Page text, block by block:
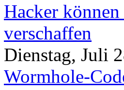
Hacker
verschaffen
Dienstag, Juli
Wormhole-